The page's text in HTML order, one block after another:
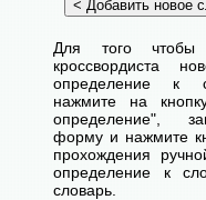
Для того чтобы
кроссвордиста
определение к
нажмите на
определение",
форму и нажмите
прохождения
определение к
словарь.